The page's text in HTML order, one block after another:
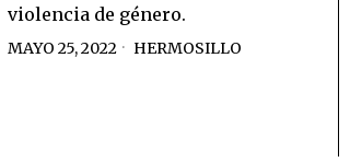
violencia de género.
MAYO 25, 2022 HERMOSILLO